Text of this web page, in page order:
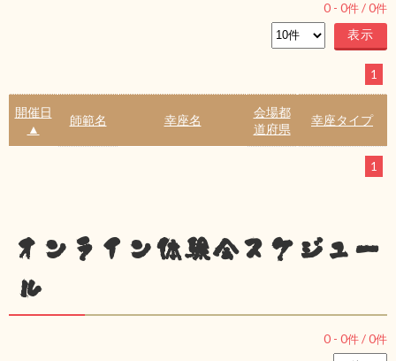
0 - 0件 /0件
1
開催日
▲
師範名 幸座名
会場都
道府県
幸座タイプ
1
オンライン体験会スケジュー
ル
0 - 0件 /0件